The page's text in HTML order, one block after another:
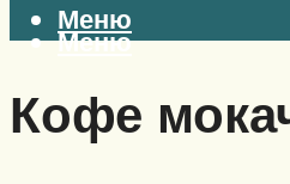
Меню
Меню
Кофе